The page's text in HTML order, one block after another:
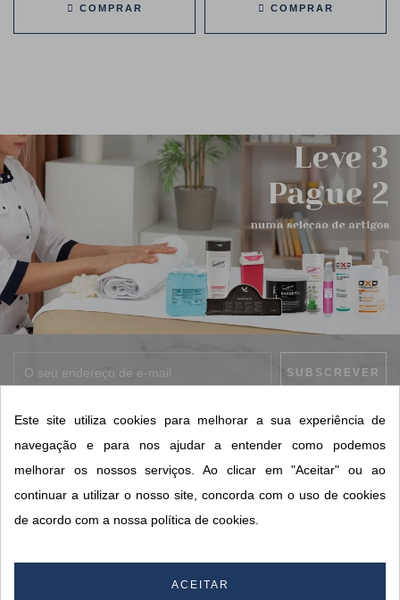
COMPRAR COMPRAR
CONTACTOS SORISA
Este site utiliza cookies para melhorar a sua experiência de
navegação e para nos ajudar a entender como podemos
melhorar os nossos serviços. Ao clicar em "Aceitar" ou ao
continuar a utilizar o nosso site, concorda com o uso de cookies
de acordo com a nossa política de cookies.
ACEITAR